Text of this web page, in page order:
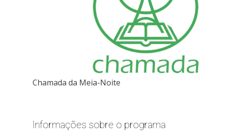
Chamada da Meia-Noite
Informações sobre o programa